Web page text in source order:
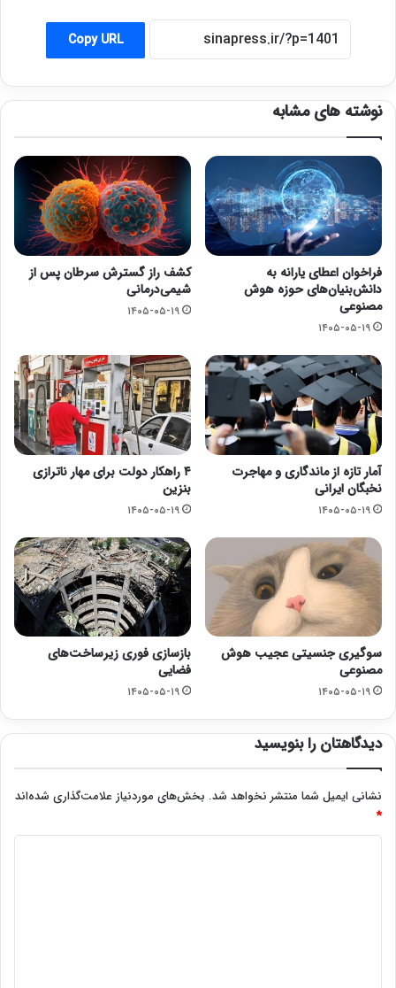
Copy URL
نوشته های مشابه
فراخوان اعطای یارانه به
دانش‌بنیان‌های حوزه هوش
مصنوعی
۱۴۰۵-۰۵-۱۹
کشف راز گسترش سرطان پس از
شیمی‌درمانی
۱۴۰۵-۰۵-۱۹
آمار تازه از ماندگاری و مهاجرت
نخبگان ایرانی
۱۴۰۵-۰۵-۱۹
۴ راهکار دولت برای مهار ناترازی
بنزین
۱۴۰۵-۰۵-۱۹
سوگیری جنسیتی عجیب هوش
مصنوعی
۱۴۰۵-۰۵-۱۹
بازسازی فوری زیرساخت‌های
فضایی
۱۴۰۵-۰۵-۱۹
دیدگاهتان را بنویسید
نشانی ایمیل شما منتشر نخواهد شد. بخش‌های موردنیاز علامت‌گذاری شده‌اند
*